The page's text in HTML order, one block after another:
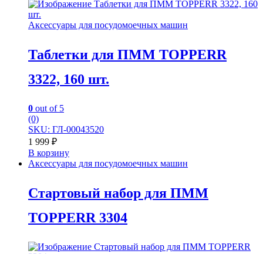
Аксессуары для посудомоечных машин
Таблетки для ПММ TOPPERR
3322, 160 шт.
0 out of 5
(0)
SKU: ГЛ-00043520
1 999 ₽
В корзину
Аксессуары для посудомоечных машин
Стартовый набор для ПММ
TOPPERR 3304